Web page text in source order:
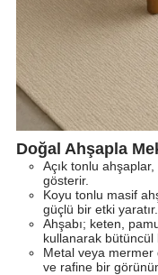
Doğal Ahşapla
Açık tonlu
gösterir.
Koyu tonlu masif
güçlü bir etki yaratır.
Ahşabı; keten,
kullanarak bütüncül
Metal veya mermer
ve rafine bir